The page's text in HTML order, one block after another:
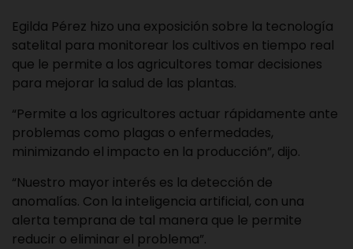
Egilda Pérez hizo una exposición sobre la tecnología
satelital para monitorear los cultivos en tiempo real
que le permite a los agricultores tomar decisiones
para mejorar la salud de las plantas.
“Permite a los agricultores actuar rápidamente ante
problemas como plagas o enfermedades,
minimizando el impacto en la producción”, dijo.
“Nuestro mayor interés es la detección de
anomalías. Con la inteligencia artificial, con una
alerta temprana de tal manera que le permite
reducir o eliminar el problema”.